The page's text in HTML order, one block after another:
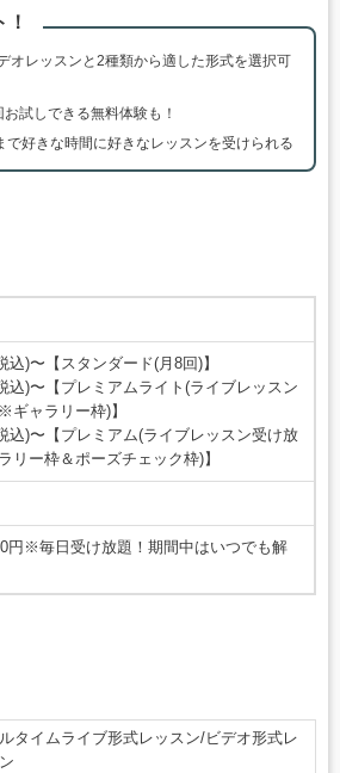
オレッスンと2種類から適した形式を選択可
試しできる無料体験も！
で好きな時間に好きなレッスンを受けられる
込)〜【スタンダード(月8回)】
込)〜【プレミアムライト(ライブレッスン
ギャラリー枠)】
込)〜【プレミアム(ライブレッスン受け放
リー枠＆ポーズチェック枠)】
円※毎日受け放題！期間中はいつでも解
タイムライブ形式レッスン/ビデオ形式レ